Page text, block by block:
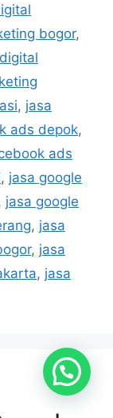
bogor,
, jasa
ads depok,
ads
, jasa google
, jasa google
, jasa
, jasa
, jasa